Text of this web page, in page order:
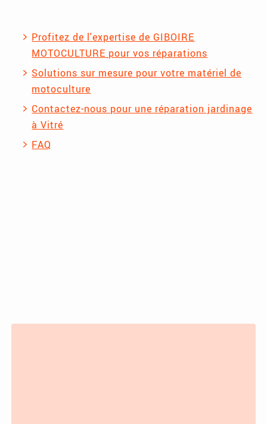
Profitez de l'expertise de GIBOIRE
MOTOCULTURE pour vos réparations
Solutions sur mesure pour votre matériel de
motoculture
Contactez-nous pour une réparation jardinage
à Vitré
FAQ